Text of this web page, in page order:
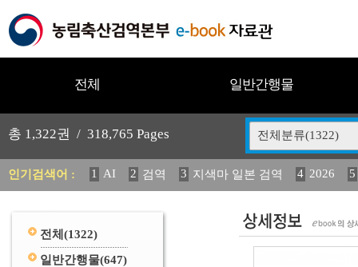
전체 일반간행물
총 1,322권 / 318,765 Pages 전체분류(1322)
인기검색어 : 1 AI 2 검역 3 지색마 일본 검역 4 2026
5
11 2025 12 중독성 식물 도감 13 媛 異 14
전체 (1322)
일반간행물(647)